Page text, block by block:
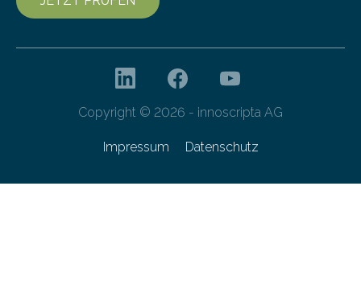
Copyright © 2026 - innoscripta AG
Impressum Datenschutz